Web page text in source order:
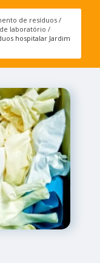
de resíduos
laboratório
hospitalar Jardim